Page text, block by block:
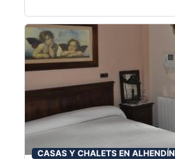
CASAS Y CHALETS EN ALHENDÍN